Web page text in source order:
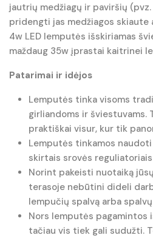
jautrių medžiagų ir paviršių
pridengti jas medžiagos
4w LED lemputės išskiriamas
maždaug 35w įprastai kaitrinei
Patarimai ir idėjos
Lemputės tinka visoms
girliandoms ir šviestuvams.
praktiškai visur, kur tik
Lemputės tinkamos
skirtais srovės reguliatoriais
Norint pakeisti nuotaiką
terasoje nebūtini dideli
lempučių spalvą arba
Nors lemputės
tačiau vis tiek gali sudužti.